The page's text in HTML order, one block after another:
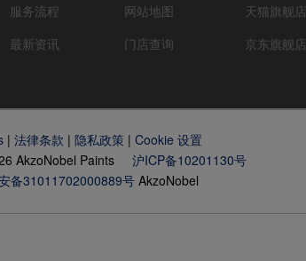
服务流程
最新资讯
网站地图
天猫旗舰店
门店查询
京东旗舰店
| 法律条款 | 隐私政策 | Cookie 设置
AkzoNobel Paints 沪ICP备10201130号
备31011702000889号AkzoNobel